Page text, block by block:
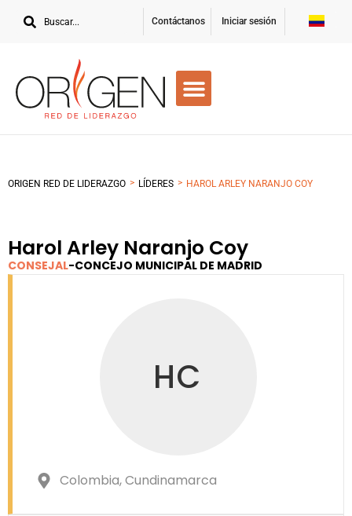
Contáctanos Iniciar sesión
ORIGEN RED DE LIDERAZGO > LÍDERES > HAROL ARLEY NARANJO COY
Harol Arley Naranjo Coy
CONSEJAL-CONCEJO MUNICIPAL DE MADRID
HC
Colombia, Cundinamarca